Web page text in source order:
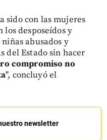
sido con las mujeres
desposeídos y
abusados y
del Estado sin hacer
compromiso no
", concluyó el
newsletter